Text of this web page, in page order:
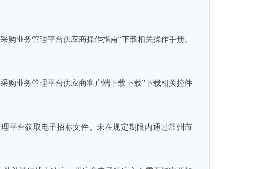
购业务管理平台供应商操作指南”下载相关操作手册、
购业务管理平台供应商客户端下载下载”下载相关控件
平台获取电子招标文件。未在规定期限内通过常州市